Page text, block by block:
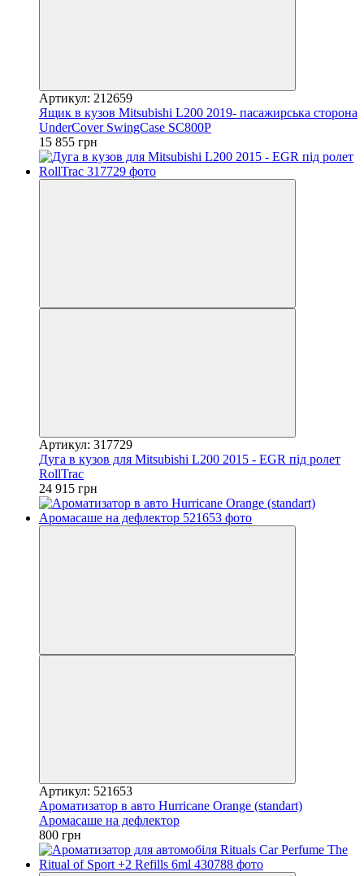
Артикул: 212659
Ящик в кузов Mitsubishi L200 2019- пасажирська сторона
UnderCover SwingCase SC800P
15 855 грн
Артикул: 317729
Дуга в кузов для Mitsubishi L200 2015 - EGR під ролет
RollTrac
24 915 грн
Артикул: 521653
Ароматизатор в авто Hurricane Orange (standart)
Аромасаше на дефлектор
800 грн